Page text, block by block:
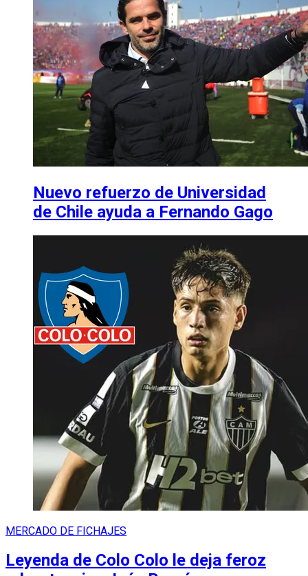
Nuevo refuerzo de Universidad
de Chile ayuda a Fernando Gago
MERCADO DE FICHAJES
Leyenda de Colo Colo le deja feroz